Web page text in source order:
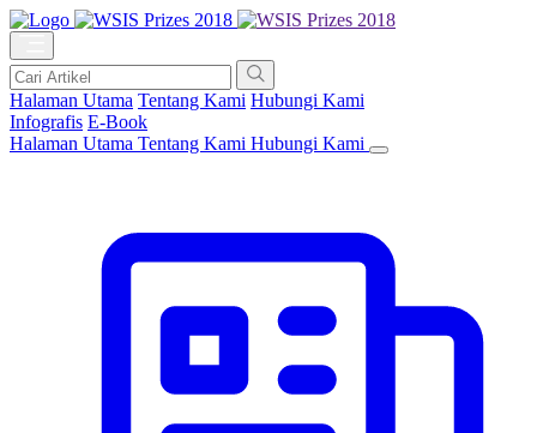
Halaman Utama Tentang Kami Hubungi Kami
Infografis E-Book
Halaman Utama Tentang Kami Hubungi Kami